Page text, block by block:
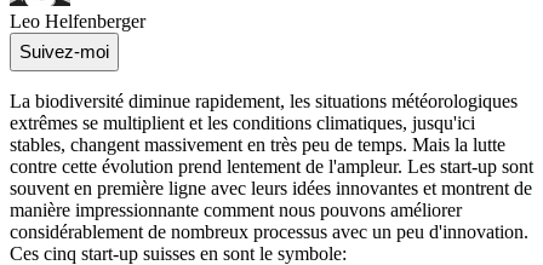
Leo Helfenberger
Suivez-moi
La biodiversité diminue rapidement, les situations météorologiques
extrêmes se multiplient et les conditions climatiques, jusqu'ici
stables, changent massivement en très peu de temps. Mais la lutte
contre cette évolution prend lentement de l'ampleur. Les start-up sont
souvent en première ligne avec leurs idées innovantes et montrent de
manière impressionnante comment nous pouvons améliorer
considérablement de nombreux processus avec un peu d'innovation.
Ces cinq start-up suisses en sont le symbole: